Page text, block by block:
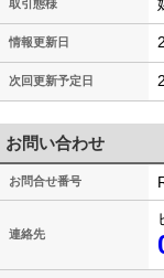
取引態様
情報更新日
次回更新予定日
お問い合わせ
お問合せ番号
連絡先